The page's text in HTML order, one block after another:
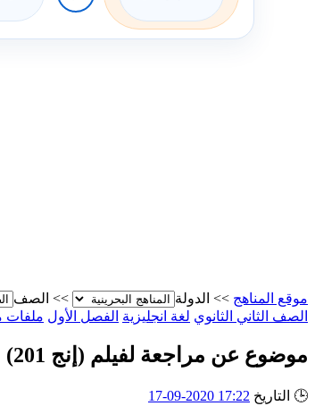
موقع المناهج >> الدولة >> الصف
الصف الثاني الثانوي لغة انجليزية الفصل الأول ملفات
موضوع عن مراجعة لفيلم (إنج 201)
🕒 التاريخ 17:22 2020-09-17